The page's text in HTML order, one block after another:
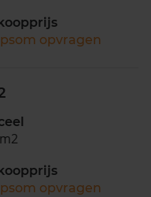
opvragen
opvragen